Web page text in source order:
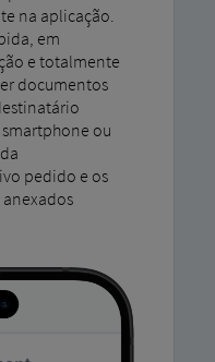
na aplicação.
em
e totalmente
documentos
ou
pedido e os